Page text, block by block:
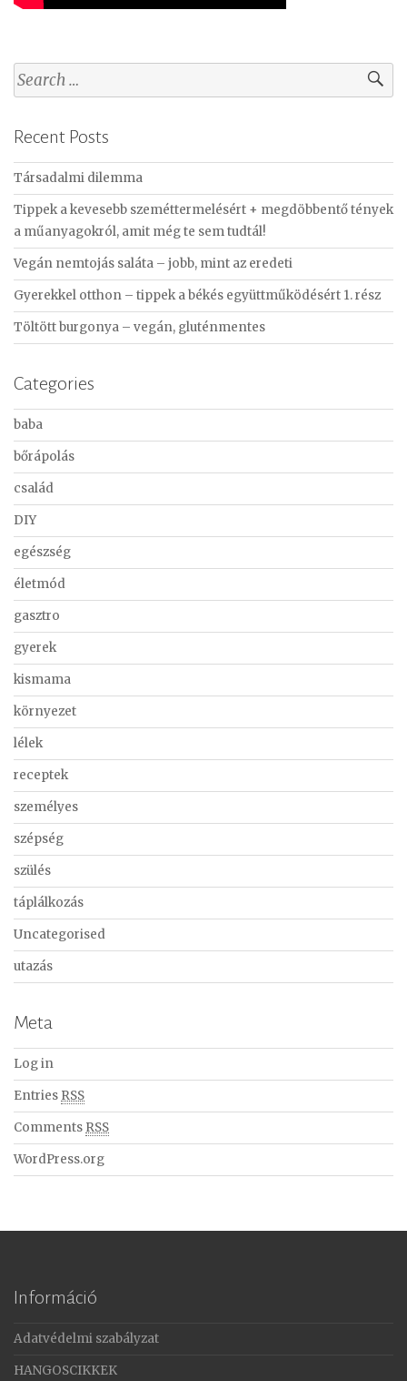
S
e
r
c
h
f
o
r
:
Recent Posts
Társadalmi dilemma
Tippek a kevesebb szeméttermelésért + megdöbbentő tények
a műanyagokról, amit még te sem tudtál!
Vegán nemtojás saláta – jobb, mint az eredeti
Gyerekkel otthon – tippek a békés együttműködésért 1. rész
Töltött burgonya – vegán, gluténmentes
Categories
baba
bőrápolás
család
DIY
egészség
életmód
gasztro
gyerek
kismama
környezet
lélek
receptek
személyes
szépség
szülés
táplálkozás
Uncategorised
utazás
Meta
Log in
Entries RSS
Comments RSS
WordPress.org
Információ
Adatvédelmi szabályzat
HANGOSCIKKEK